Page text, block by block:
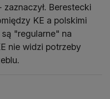
Berestecki
KE a polskimi
są "regularne" na
nie widzi potrzeby